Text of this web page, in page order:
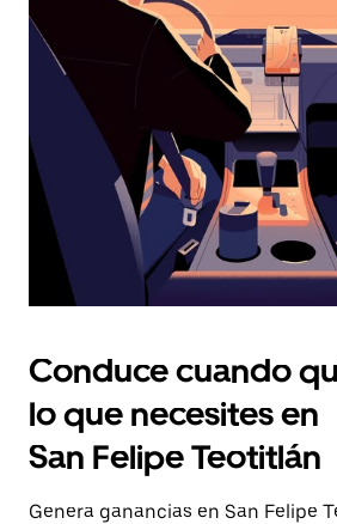
Presiona
la
tecla Esc
para
calendario.
Conduce cuando
lo que necesites en
San Felipe Teotitlán
Genera ganancias en San Felipe